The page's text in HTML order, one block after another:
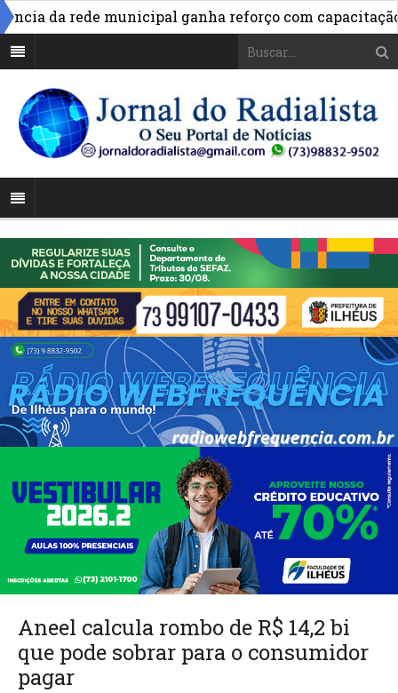
da rede municipal ganha reforço com capacitação »
Aneel calcula rombo de R$ 14,2 bi
que pode sobrar para o consumidor
pagar